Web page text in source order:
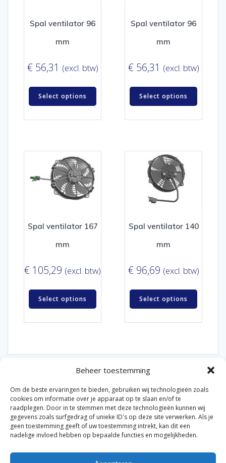
Beheer toestemming
Om de beste ervaringen te bieden, gebruiken wij technologieën zoals
cookies om informatie over je apparaat op te slaan en/of te
raadplegen. Door in te stemmen met deze technologieën kunnen wij
gegevens zoals surfgedrag of unieke ID's op deze site verwerken. Als je
geen toestemming geeft of uw toestemming intrekt, kan dit een
nadelige invloed hebben op bepaalde functies en mogelijkheden.
Spal ventilator 96
mm
€ 56,31 (excl. btw)
Select options
Spal ventilator 96
mm
€ 56,31 (excl. btw)
Select options
Spal ventilator 167
mm
€ 105,29 (excl. btw)
Select options
Spal ventilator 140
mm
€ 96,69 (excl. btw)
Select options
© 2026 Van der Bel Las en Radiateurenbedrijf.
Privacyverklaring|Cookiebeleid|Retourbeleid|